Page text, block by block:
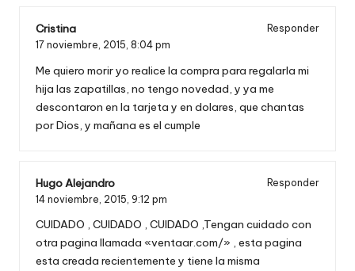
Cristina
Responder
17 noviembre, 2015, 8:04 pm
Me quiero morir yo realice la compra para regalarla mi
hija las zapatillas, no tengo novedad, y ya me
descontaron en la tarjeta y en dolares, que chantas
por Dios, y mañana es el cumple
Hugo Alejandro
Responder
14 noviembre, 2015, 9:12 pm
CUIDADO , CUIDADO , CUIDADO ,Tengan cuidado con
otra pagina llamada «ventaar.com/» , esta pagina
esta creada recientemente y tiene la misma